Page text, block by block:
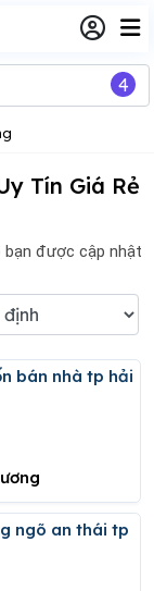
Tín Giá Rẻ
bạn được cập nhật
4